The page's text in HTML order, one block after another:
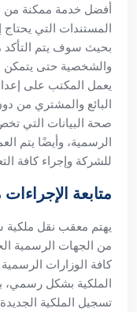
أفضل خدمة ممكنة من
المستندات التي يحتاج
بحيث سوف يتم التأكد
والشخصية حتى يتمكن
يعمل المكتب على
البائع والمشتري من
صحة البيانات التي
الرسمية، وأيضًا يتم
للشركة وإجراء كافة
متابعة
يهتم معقب نقل ملكية
من الجهات الرسمية
كافة الوزارات
الملكية بشكل رسمي،
تسجيل الملكية